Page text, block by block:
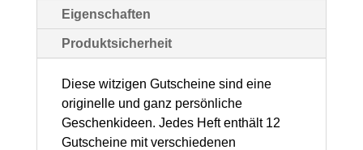
150
x
Eigenschaften
Produktsicherheit
Diese witzigen Gutscheine sind eine
originelle und ganz persönliche
Geschenkideen. Jedes Heft enthält 12
Gutscheine mit verschiedenen